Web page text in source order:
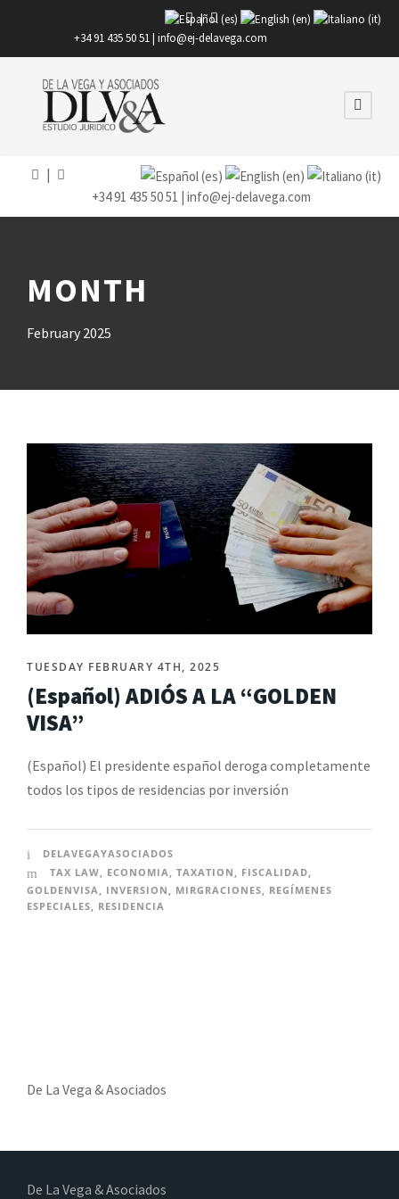
|
+34 91 435 50 51 | info@ej-delavega.com
+34 91 435 50 51 | info@ej-delavega.com
MONTH
February 2025
TUESDAY FEBRUARY 4TH, 2025
(Español) ADIÓS A LA “GOLDEN
VISA”
(Español) El presidente español deroga completamente
todos los tipos de residencias por inversión
DELAVEGAYASOCIADOS
TAX LAW, ECONOMIA, TAXATION , FISCALIDAD,
GOLDENVISA
INVERSION MIRGRACIONES
REGÍMENES
ESPECIALES
RESIDENCIA
De La Vega & Asociados
De La Vega & Asociados